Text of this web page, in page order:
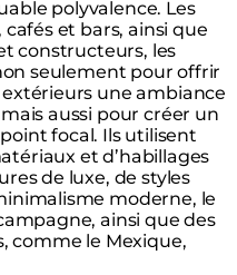
polyvalence. Les
et bars, ainsi que
constructeurs, les
seulement pour offrir
une ambiance
aussi pour créer un
focal. Ils utilisent
et d’habillages
de luxe, de styles
moderne, le
ainsi que des
comme le Mexique,